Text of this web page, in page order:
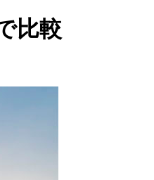
比較